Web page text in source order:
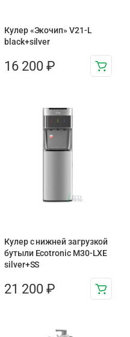
Кулер «Экочип» V21-L
black+silver
16 200 ₽
Кулер с нижней загрузкой
бутыли Ecotronic M30-LXE
silver+SS
21 200 ₽